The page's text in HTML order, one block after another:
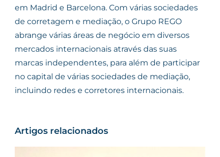
em Madrid e Barcelona. Com várias sociedades
de corretagem e mediação, o Grupo REGO
abrange várias áreas de negócio em diversos
mercados internacionais através das suas
marcas independentes, para além de participar
no capital de várias sociedades de mediação,
incluindo redes e corretores internacionais.
Artigos relacionados